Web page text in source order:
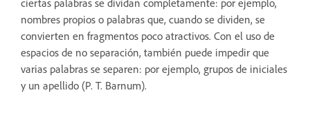
ciertas palabras se dividan completamente: por ejemplo,
nombres propios o palabras que, cuando se dividen, se
convierten en fragmentos poco atractivos. Con el uso de
espacios de no separación, también puede impedir que
varias palabras se separen: por ejemplo, grupos de iniciales
y un apellido (P. T. Barnum).